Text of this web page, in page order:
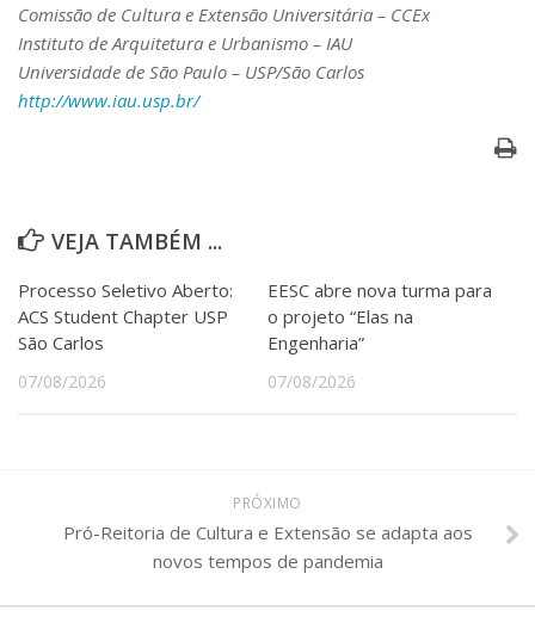
Comissão de Cultura e Extensão Universitária – CCEx
Instituto de Arquitetura e Urbanismo – IAU
Universidade de São Paulo – USP/São Carlos
http://www.iau.usp.br/
VEJA TAMBÉM ...
Processo Seletivo Aberto:
ACS Student Chapter USP
São Carlos
07/08/2026
EESC abre nova turma para
o projeto “Elas na
Engenharia”
07/08/2026
PRÓXIMO
Pró-Reitoria de Cultura e Extensão se adapta aos
novos tempos de pandemia